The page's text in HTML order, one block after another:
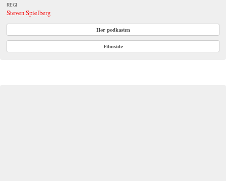
REGI
Steven Spielberg
Hør podkasten
Filmside